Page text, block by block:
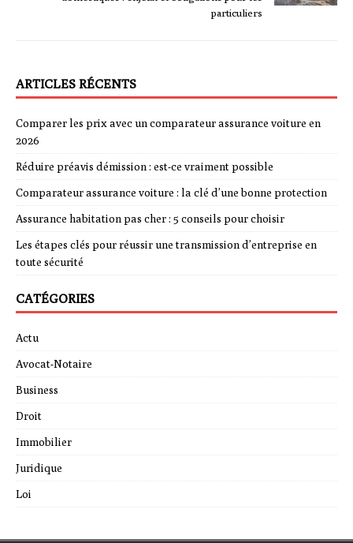
particuliers
ARTICLES RÉCENTS
Comparer les prix avec un comparateur assurance voiture en
2026
Réduire préavis démission : est-ce vraiment possible
Comparateur assurance voiture : la clé d’une bonne protection
Assurance habitation pas cher : 5 conseils pour choisir
Les étapes clés pour réussir une transmission d’entreprise en
toute sécurité
CATÉGORIES
Actu
Avocat-Notaire
Business
Droit
Immobilier
Juridique
Loi